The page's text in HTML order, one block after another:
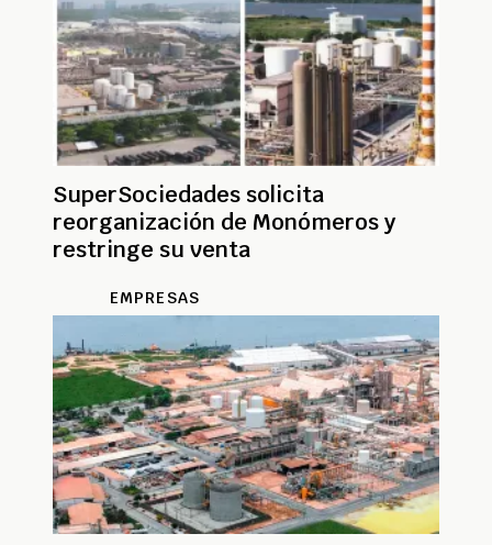
SuperSociedades solicita
reorganización de Monómeros y
restringe su venta
EMPRESAS